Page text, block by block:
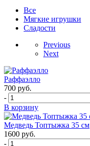
Все
Мягкие игрушки
Сладости
Previous
Next
Раффаэлло
700 руб.
-
В корзину
Медведь Топтыжка 35 см
1600 руб.
-